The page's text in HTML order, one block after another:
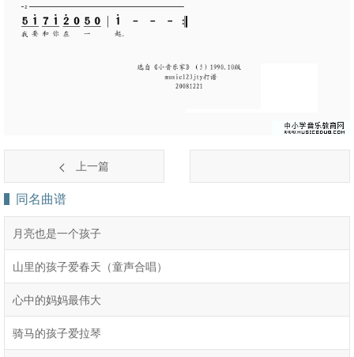
上一篇
同名曲谱
月亮也是一个孩子
山里的孩子爱春天（童声合唱）
心中的妈妈最伟大
骑马的孩子爱拉琴